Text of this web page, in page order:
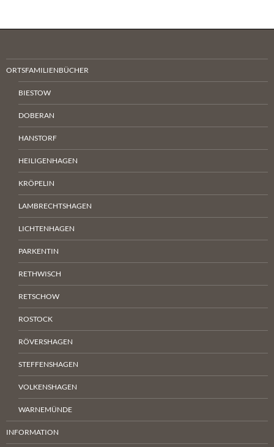
ORTSFAMILIENBÜCHER
BIESTOW
DOBERAN
HANSTORF
HEILIGENHAGEN
KRÖPELIN
LAMBRECHTSHAGEN
LICHTENHAGEN
PARKENTIN
RETHWISCH
RETSCHOW
ROSTOCK
RÖVERSHAGEN
STEFFENSHAGEN
VOLKENSHAGEN
WARNEMÜNDE
INFORMATION